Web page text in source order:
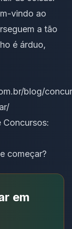
vindo ao
a tão
é árduo,
blog/
começar?
em